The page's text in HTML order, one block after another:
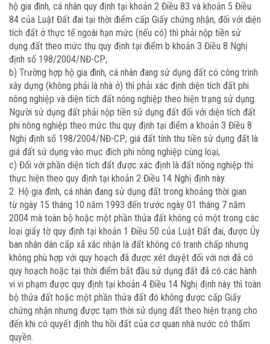
hộ gia đình, cá nhân quy định tại khoản 2 Điều 83 và khoản 5 Điều
84 của Luật Đất đai tại thời điểm cấp Giấy chứng nhận; đối với diện
tích đất ở thực tế ngoài hạn mức (nếu có) thì phải nộp tiền sử
dụng đất theo mức thu quy định tại điểm b khoản 3 Điều 8 Nghị
định số 198/2004/NĐ-CP;
b) Trường hợp hộ gia đình, cá nhân đang sử dụng đất có công trình
xây dựng (không phải là nhà ở) thì phải xác định diện tích đất phi
nông nghiệp và diện tích đất nông nghiệp theo hiện trạng sử dụng.
Người sử dụng đất phải nộp tiền sử dụng đất đối với diện tích đất
phi nông nghiệp theo mức thu quy định tại điểm a khoản 3 Điều 8
Nghị định số 198/2004/NĐ-CP; giá đất tính thu tiền sử dụng đất là
giá đất sử dụng vào mục đích phi nông nghiệp cùng loại;
c) Đối với phần diện tích đất được xác định là đất nông nghiệp thì
thực hiện theo quy định tại khoản 2 Điều 14 Nghị định này.
2. Hộ gia đình, cá nhân đang sử dụng đất trong khoảng thời gian
từ ngày 15 tháng 10 năm 1993 đến trước ngày 01 tháng 7 năm
2004 mà toàn bộ hoặc một phần thửa đất không có một trong các
loại giấy tờ quy định tại khoản 1 Điều 50 của Luật Đất đai, được Ủy
ban nhân dân cấp xã xác nhận là đất không có tranh chấp nhưng
không phù hợp với quy hoạch đã được xét duyệt đối với nơi đã có
quy hoạch hoặc tại thời điểm bắt đầu sử dụng đất đã có các hành
vi vi phạm được quy định tại khoản 4 Điều 14 Nghị định này thì toàn
bộ thửa đất hoặc một phần thửa đất đó không được cấp Giấy
chứng nhận nhưng được tạm thời sử dụng đất theo hiện trạng cho
đến khi có quyết định thu hồi đất của cơ quan nhà nước có thẩm
quyền.